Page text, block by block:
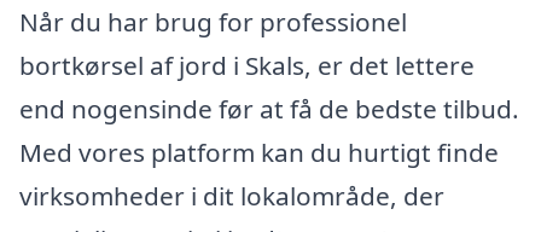
Når du har brug for professionel
bortkørsel af jord i Skals, er det lettere
end nogensinde før at få de bedste tilbud.
Med vores platform kan du hurtigt finde
virksomheder i dit lokalområde, der